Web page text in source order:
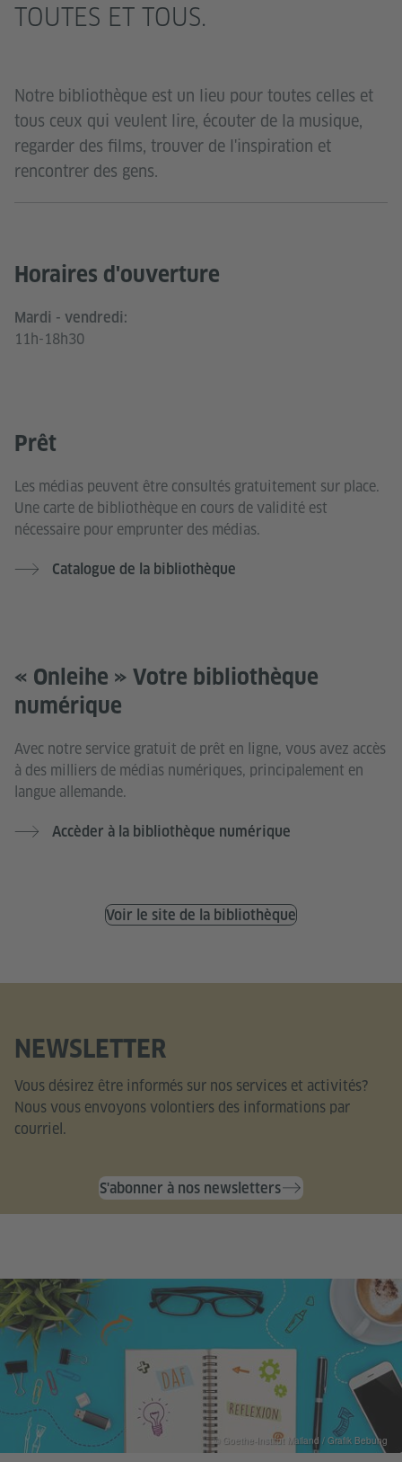
TOUTES ET TOUS.
Notre bibliothèque est un lieu pour toutes celles et
tous ceux qui veulent lire, écouter de la musique,
regarder des films, trouver de l'inspiration et
rencontrer des gens.
Horaires d'ouverture
Mardi - vendredi:
11h-18h30
Prêt
Les médias peuvent être consultés gratuitement sur place.
Une carte de bibliothèque en cours de validité est
nécessaire pour emprunter des médias.
Catalogue de la bibliothèque
« Onleihe » Votre bibliothèque
numérique
Avec notre service gratuit de prêt en ligne, vous avez accès
à des milliers de médias numériques, principalement en
langue allemande.
Accèder à la bibliothèque numérique
Voir le site de la bibliothèque
NEWSLETTER
Vous désirez être informés sur nos services et activités?
Nous vous envoyons volontiers des informations par
courriel.
S'abonner à nos newsletters
© Goethe-Institut Mailand / Grafik Bebung